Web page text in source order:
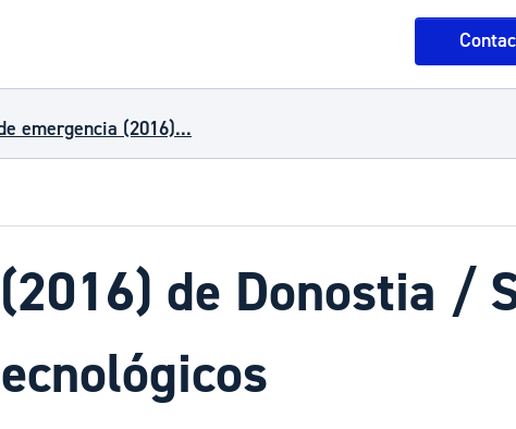
emergencia (2016)...
de Donostia /